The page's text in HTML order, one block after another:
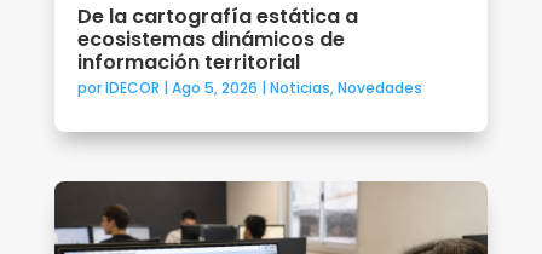
De la cartografía estática a
ecosistemas dinámicos de
información territorial
porIDECOR | Ago 5, 2026 | Noticias,Novedades